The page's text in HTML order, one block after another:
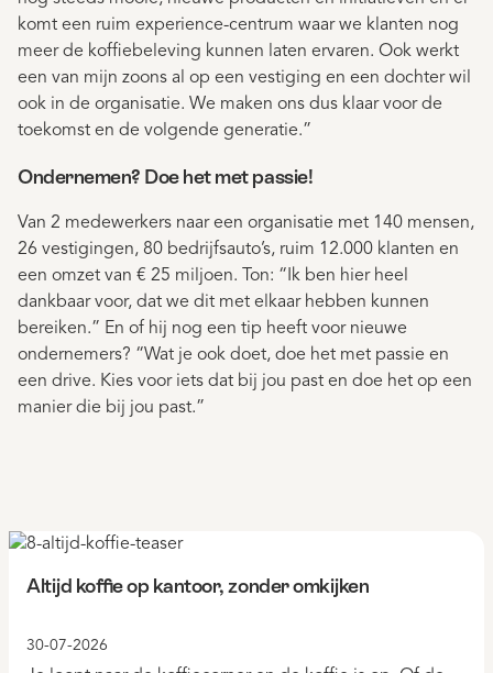
komt een ruim experience-centrum waar we klanten nog
meer de koffiebeleving kunnen laten ervaren. Ook werkt
een van mijn zoons al op een vestiging en een dochter wil
ook in de organisatie. We maken ons dus klaar voor de
toekomst en de volgende generatie.”
Ondernemen? Doe het met passie!
Van 2 medewerkers naar een organisatie met 140 mensen,
26 vestigingen, 80 bedrijfsauto’s, ruim 12.000 klanten en
een omzet van € 25 miljoen. Ton: “Ik ben hier heel
dankbaar voor, dat we dit met elkaar hebben kunnen
bereiken.” En of hij nog een tip heeft voor nieuwe
ondernemers? “Wat je ook doet, doe het met passie en
een drive. Kies voor iets dat bij jou past en doe het op een
manier die bij jou past.”
Altijd koffie op kantoor, zonder omkijken
30-07-2026